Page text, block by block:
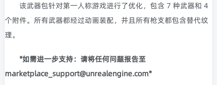
该武器包针对第一人称游戏进行了优化，包含 7 种武器和 4
个附件。所有武器都经过动画装配，并且所有枪支都包含替代纹
理。
*如需进一步支持：请将任何问题报告至
marketplace_support@unrealengine.com*